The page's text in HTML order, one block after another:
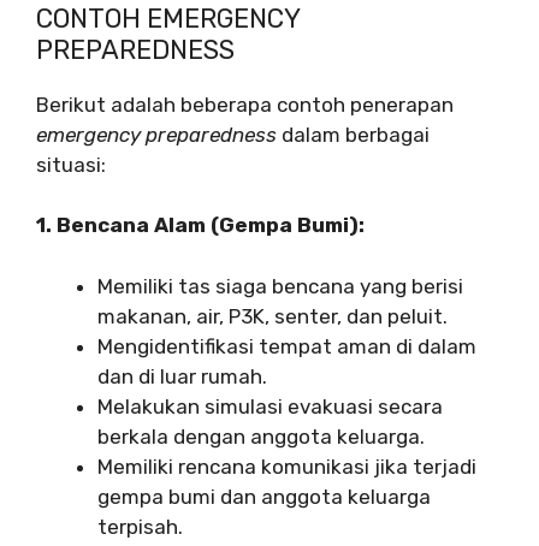
CONTOH EMERGENCY
PREPAREDNESS
Berikut adalah beberapa contoh penerapan
emergency preparedness dalam berbagai
situasi:
1. Bencana Alam (Gempa Bumi):
Memiliki tas siaga bencana yang berisi
makanan, air, P3K, senter, dan peluit.
Mengidentifikasi tempat aman di dalam
dan di luar rumah.
Melakukan simulasi evakuasi secara
berkala dengan anggota keluarga.
Memiliki rencana komunikasi jika terjadi
gempa bumi dan anggota keluarga
terpisah.